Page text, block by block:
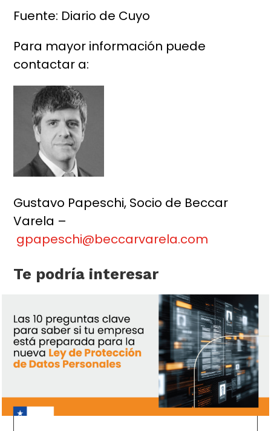
Fuente: Diario de Cuyo
Para mayor información puede
contactar a:
Gustavo Papeschi, Socio de Beccar
Varela –
gpapeschi@beccarvarela.com
Te podría interesar